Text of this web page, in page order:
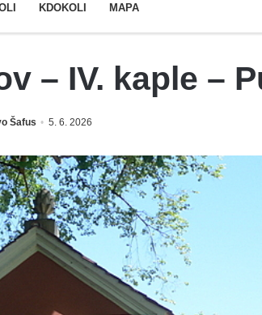
KDOKOLI MAPA
– IV. kaple –
Šafus 5. 6. 2026